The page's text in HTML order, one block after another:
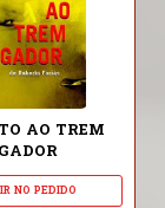
AO TREM
NO PEDIDO